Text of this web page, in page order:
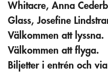
Whitacre, Anna
Glass, Josefine
Välkommen att lyssna.
Välkommen att flyga.
Biljetter i entrén och